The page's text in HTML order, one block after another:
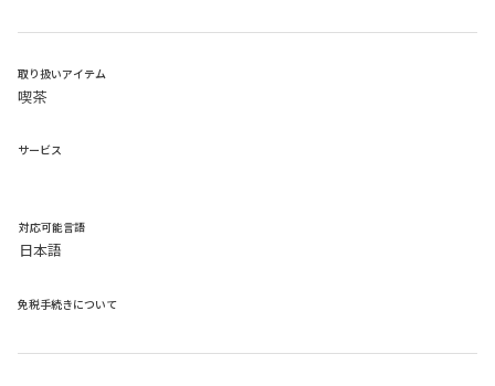
取り扱いアイテム
喫茶
サービス
​対応可能言語
日本語
免税手続きについて